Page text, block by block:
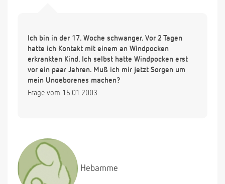
Ich bin in der 17. Woche schwanger. Vor 2 Tagen
hatte ich Kontakt mit einem an Windpocken
erkrankten Kind. Ich selbst hatte Windpocken erst
vor ein paar Jahren. Muß ich mir jetzt Sorgen um
mein Ungeborenes machen?
Frage vom 15.01.2003
Hebamme